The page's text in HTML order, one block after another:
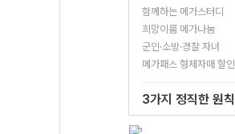
함께하는 메가스터디
희망이룸 메가나눔
군인·소방·경찰 자녀
메가패스 형제자매 할인
3가지 정직한 원칙